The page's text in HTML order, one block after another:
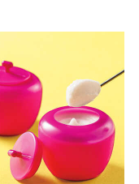
ト
ート